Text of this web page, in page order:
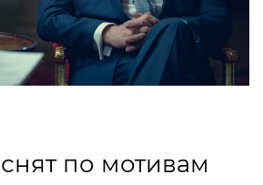
по мотивам